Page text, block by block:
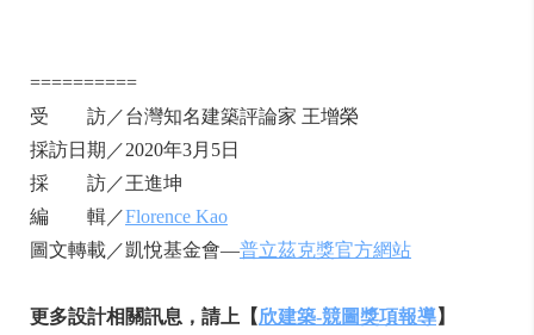
==========
受 訪／台灣知名建築評論家 王增榮
採訪日期／2020年3月5日
採 訪／王進坤
編 輯／Florence Kao
圖文轉載／凱悅基金會—普立茲克獎官方網站
更多設計相關訊息，請上【欣建築-競圖獎項報導】